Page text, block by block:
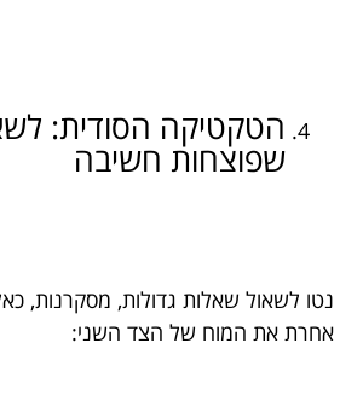
הטקטיקה הסודית:
שפוצחות חשיבה
נטו לשאול שאלות גדולות, מסקרנות,
אחרת את המוח של הצד השני: